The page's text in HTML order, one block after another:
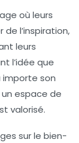
où leurs
l’inspiration,
leurs
l’idée que
importe son
un espace de
valorisé.
sur le bien-